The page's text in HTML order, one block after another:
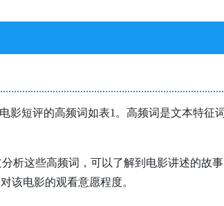
影短评的高频词如表1。高频词是文本特征
析这些高频词，可以了解到电影讲述的故
该电影的观看意愿程度。